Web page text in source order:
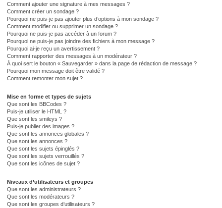
Comment ajouter une signature à mes messages ?
Comment créer un sondage ?
Pourquoi ne puis-je pas ajouter plus d’options à mon sondage ?
Comment modifier ou supprimer un sondage ?
Pourquoi ne puis-je pas accéder à un forum ?
Pourquoi ne puis-je pas joindre des fichiers à mon message ?
Pourquoi ai-je reçu un avertissement ?
Comment rapporter des messages à un modérateur ?
À quoi sert le bouton « Sauvegarder » dans la page de rédaction de message ?
Pourquoi mon message doit être validé ?
Comment remonter mon sujet ?
Mise en forme et types de sujets
Que sont les BBCodes ?
Puis-je utiliser le HTML ?
Que sont les smileys ?
Puis-je publier des images ?
Que sont les annonces globales ?
Que sont les annonces ?
Que sont les sujets épinglés ?
Que sont les sujets verrouillés ?
Que sont les icônes de sujet ?
Niveaux d’utilisateurs et groupes
Que sont les administrateurs ?
Que sont les modérateurs ?
Que sont les groupes d’utilisateurs ?